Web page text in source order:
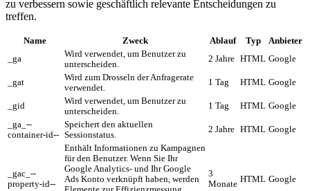
zu verbessern sowie geschäftlich relevante Entscheidungen zu
treffen.
Name Zweck Ablauf Typ
Anbieter
_ga
Wird verwendet, um Benutzer zu
unterscheiden.
2 Jahre HTML Google
_gat
Wird zum Drosseln der Anfragerate
verwendet.
1 Tag HTML Google
_gid
Wird verwendet, um Benutzer zu
unterscheiden.
1 Tag HTML Google
_ga_--
container-id--
Speichert den aktuellen
Sessionstatus.
2 Jahre HTML Google
_gac_--
property-id--
Enthält Informationen zu Kampagnen
für den Benutzer. Wenn Sie Ihr
Google Analytics- und Ihr Google
Ads Konto verknüpft haben, werden
3
Monate HTML Google